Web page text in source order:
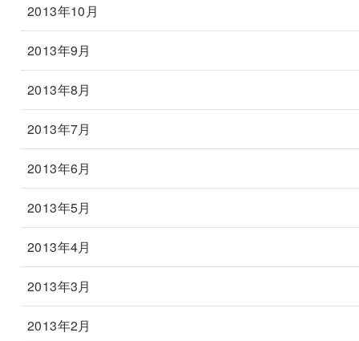
2013年10月
2013年9月
2013年8月
2013年7月
2013年6月
2013年5月
2013年4月
2013年3月
2013年2月